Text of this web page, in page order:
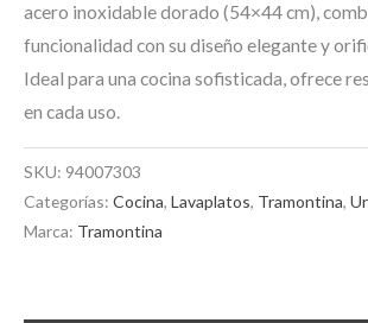
acero inoxidable dorado (54×44 cm),
funcionalidad con su diseño elegante y
Ideal para una cocina sofisticada, ofrece
en cada uso.
SKU: 94007303
Categorías: Cocina, Lavaplatos, Tramontina,
Marca: Tramontina